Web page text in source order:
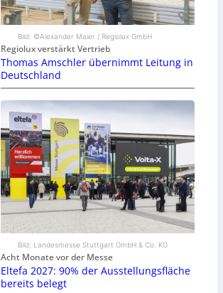
Bild: ©Alexander Maier / Regiolux GmbH
Regiolux verstärkt Vertrieb
Thomas Amschler übernimmt Leitung in
Deutschland
Bild: Landesmesse Stuttgart GmbH & Co. KG
Acht Monate vor der Messe
Eltefa 2027: 90% der Ausstellungsfläche
bereits belegt